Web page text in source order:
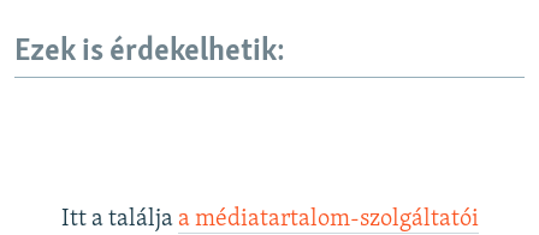
Ezek is érdekelhetik:
Itt a találja a médiatartalom-szolgáltatói